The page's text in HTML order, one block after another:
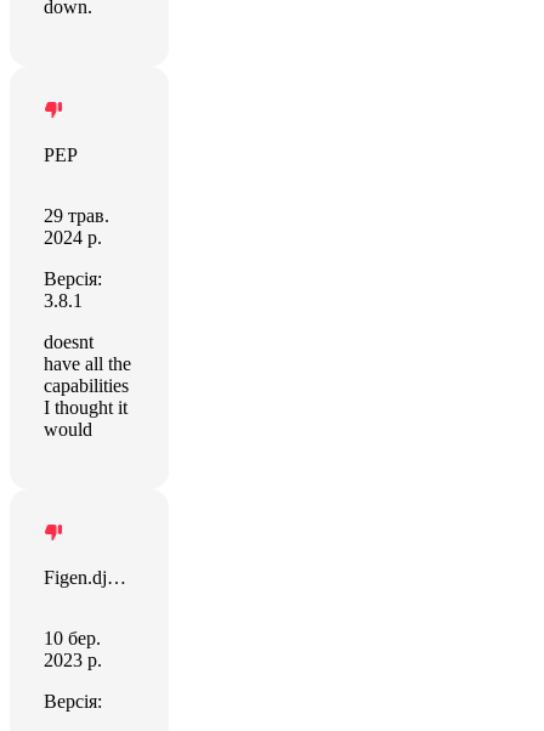
down.
PEP
29 трав.
2024 р.
Версія:
3.8.1
doesnt
have all the
capabilities
I thought it
would
Figen.djblammoz Ozbek
10 бер.
2023 р.
Версія: